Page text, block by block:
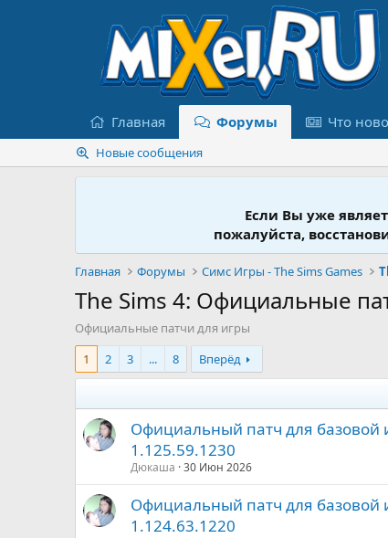
Главная Форумы Что
Новые сообщения
Если Вы уже
пожалуйста,
Главная Форумы Симс Игры - The Sims Games
The Sims 4: Официальные
Официальные патчи для игры
1
2 3 ... 8 Вперёд
Официальный патч для базовой
1.125.59.1230
Дюкаша 30 Июн 2026
Официальный патч для базовой
1.124.63.1220